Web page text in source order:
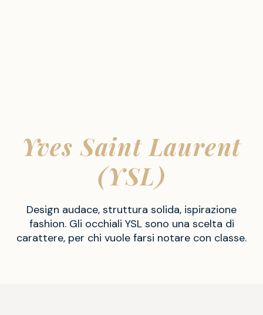
Yves Saint Laurent
(YSL)
Design audace, struttura solida, ispirazione
fashion. Gli occhiali YSL sono una scelta di
carattere, per chi vuole farsi notare con classe.